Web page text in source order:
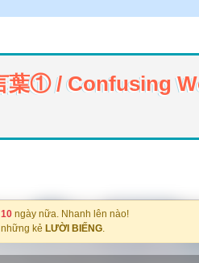
葉① / Confusing
10ngày nữa. Nhanh lên nào!
kẻ LƯỜI BIẾNG.